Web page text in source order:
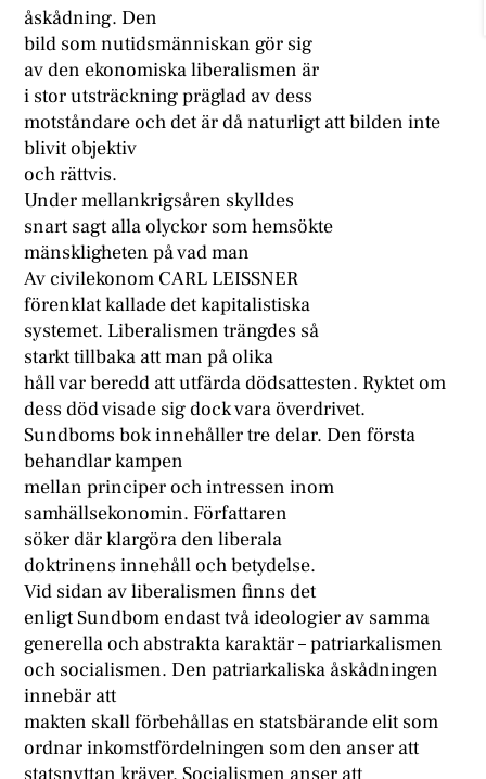
åskådning. Den
bild som nutidsmänniskan gör sig
av den ekonomiska liberalismen är
i stor utsträckning präglad av dess
motståndare och det är då naturligt att bilden inte
blivit objektiv
och rättvis.
Under mellankrigsåren skylldes
snart sagt alla olyckor som hemsökte
mänskligheten på vad man
Av civilekonom CARL LEISSNER
förenklat kallade det kapitalistiska
systemet. Liberalismen trängdes så
starkt tillbaka att man på olika
håll var beredd att utfärda dödsattesten. Ryktet om
dess död visade sig dock vara överdrivet.
Sundboms bok innehåller tre delar. Den första
behandlar kampen
mellan principer och intressen inom
samhällsekonomin. Författaren
söker där klargöra den liberala
doktrinens innehåll och betydelse.
Vid sidan av liberalismen finns det
enligt Sundbom endast två ideologier av samma
generella och abstrakta karaktär – patriarkalismen
och socialismen. Den patriarkaliska åskådningen
innebär att
makten skall förbehållas en statsbärande elit som
ordnar inkomstfördelningen som den anser att